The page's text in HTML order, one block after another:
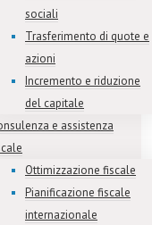
sociali
Trasferimento di quote e
azioni
Incremento e riduzione
del capitale
e assistenza
Ottimizzazione fiscale
Pianificazione fiscale
internazionale